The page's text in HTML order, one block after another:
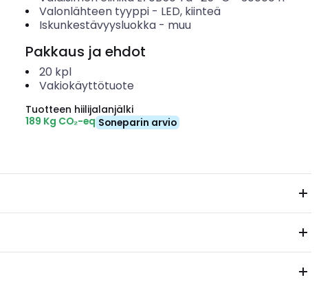
Valonlähteen tyyppi- LED, kiinteä
Iskunkestävyysluokka- muu
Pakkaus ja ehdot
20 kpl
Vakiokäyttötuote
Tuotteen hiilijalanjälki
189 Kg CO₂-eq Soneparin arvio